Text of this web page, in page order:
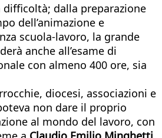
difficoltà; dalla preparazione
dell’animazione e
scuola-lavoro, la grande
anche all’esame di
con almeno 400 ore, sia
diocesi, associazioni e
non dare il proprio
al mondo del lavoro, con